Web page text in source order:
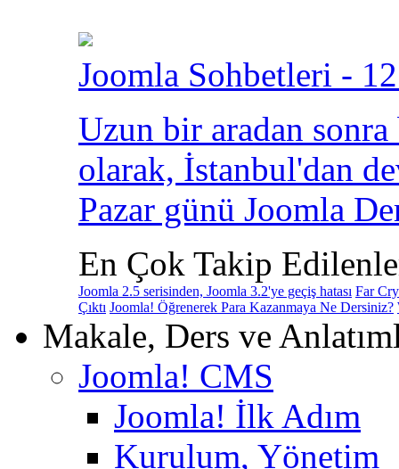
Joomla Sohbetleri -
Uzun bir aradan
olarak, İstanbul'dan
Pazar günü Joomla
En Çok Takip
Joomla 2.5 serisinden, Joomla 3.2'ye geçiş hatası Far
Çıktı Joomla! Öğrenerek Para Kazanmaya Ne Dersiniz?
Makale, Ders ve
Joomla! CMS
Joomla! İlk Adım
Kurulum, Yönetim